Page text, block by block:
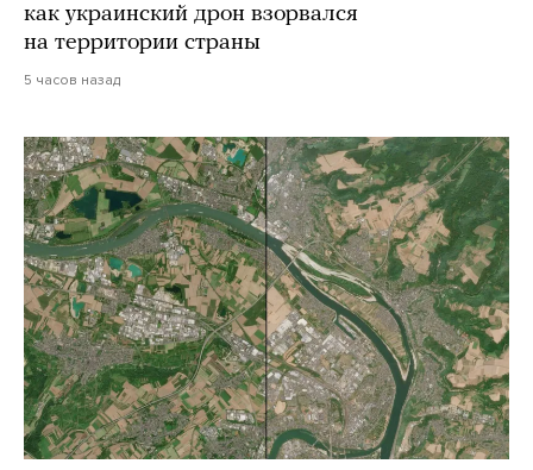
как украинский дрон взорвался
на территории страны
5 часов назад